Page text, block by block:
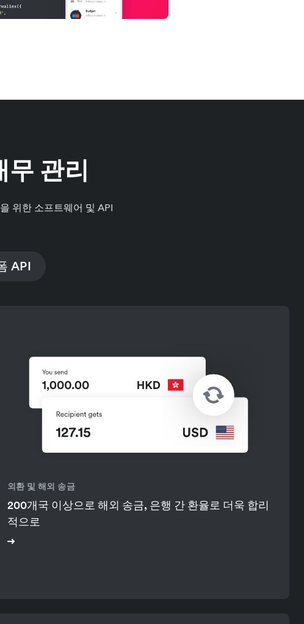
무 관리
위한 소프트웨어 및 API
API
외환 및 해외 송금
200개국 이상으로 해외 송금, 은행 간 환율로 더욱 합리
적으로